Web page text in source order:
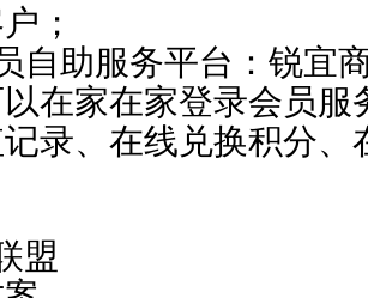
；
自助服务平台：锐宜
在家在家登录会员
记录、在线兑换积分